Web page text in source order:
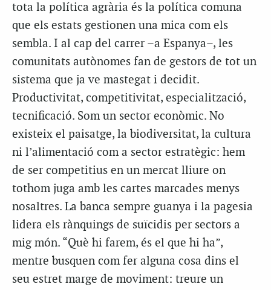
tota la política agrària és la política comuna
que els estats gestionen una mica com els
sembla. I al cap del carrer –a Espanya–, les
comunitats autònomes fan de gestors de tot un
sistema que ja ve mastegat i decidit.
Productivitat, competitivitat, especialització,
tecnificació. Som un sector econòmic. No
existeix el paisatge, la biodiversitat, la cultura
ni l’alimentació com a sector estratègic: hem
de ser competitius en un mercat lliure on
tothom juga amb les cartes marcades menys
nosaltres. La banca sempre guanya i la pagesia
lidera els rànquings de suïcidis per sectors a
mig món. “Què hi farem, és el que hi ha”,
mentre busquen com fer alguna cosa dins el
seu estret marge de moviment: treure un